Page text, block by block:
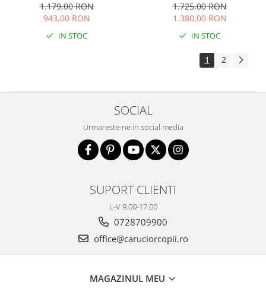
1.179,00 RON
943,00 RON
IN STOC
1.725,00 RON
1.380,00 RON
IN STOC
1 2
SOCIAL
Urmareste-ne in social media
SUPORT CLIENTI
L-V 9.00-17.00
0728709900
office@caruciorcopii.ro
MAGAZINUL MEU